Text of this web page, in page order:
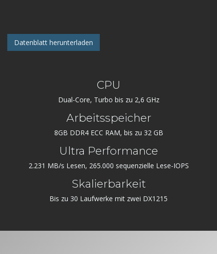
Datenblatt herunterladen
CPU
Dual-Core, Turbo bis zu 2,6 GHz
Arbeitsspeicher
8GB DDR4 ECC RAM, bis zu 32 GB
Ultra Performance
2.231 MB/s Lesen, 265.000 sequenzielle Lese-IOPS
Skalierbarkeit
Bis zu 30 Laufwerke mit zwei DX1215